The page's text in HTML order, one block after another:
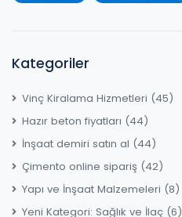
Kategoriler
Vinç Kiralama Hizmetleri (45)
Hazır beton fiyatları (44)
İnşaat demiri satın al (44)
Çimento online sipariş (42)
Yapı ve İnşaat Malzemeleri (8)
Yeni Kategori: Sağlık ve İlaç (6)